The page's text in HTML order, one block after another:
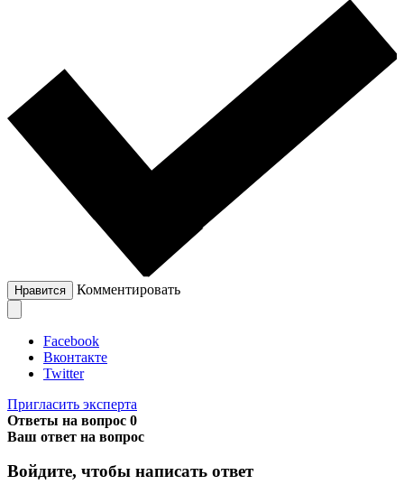
Нравится Комментировать
Facebook
Вконтакте
Twitter
Пригласить эксперта
Ответы на вопрос 0
Ваш ответ на вопрос
Войдите, чтобы написать ответ